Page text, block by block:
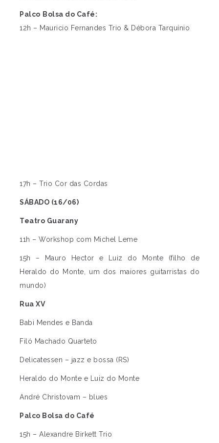
Palco Bolsa do Café:
12h – Mauricio Fernandes Trio & Débora Tarquínio
17h – Trio Cor das Cordas
SÁBADO (16/06)
Teatro Guarany
11h – Workshop com Michel Leme
15h – Mauro Hector e Luiz do Monte (filho de
Heraldo do Monte, um dos maiores guitarristas do
mundo)
Rua XV
Babi Mendes e Banda
Filó Machado Quarteto
Delicatessen – jazz e bossa (RS)
Heraldo do Monte e Luiz do Monte
André Christovam – blues
Palco Bolsa do Café
15h – Alexandre Birkett Trio